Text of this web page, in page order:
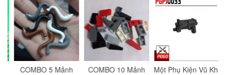
COMBO 5 Mảnh
COMBO 10 Mảnh
Một Phụ Kiện Vũ Khí